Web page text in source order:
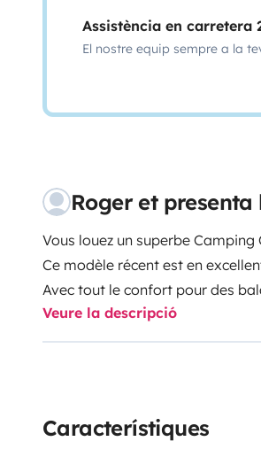
Assistència en carretera
El nostre equip sempre a la
Roger et
Vous louez un superbe Camping
Ce modèle récent est en
Avec tout le confort pour des
niveau d'équipement
Disposant d'une suite
filet de sécurité.
Veure la descripció
Característiques